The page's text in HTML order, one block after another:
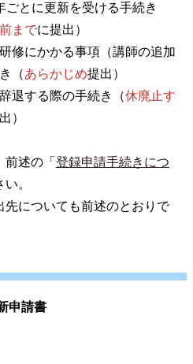
ごとに更新を受ける手続き
までに提出）
修にかかる事項（講師の追加
（あらかじめ提出）
退する際の手続き（休廃止す
）
前述の「 登録申請手続きにつ
。
先についても前述のとおりで
申請書